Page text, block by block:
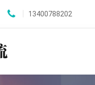
13400788202